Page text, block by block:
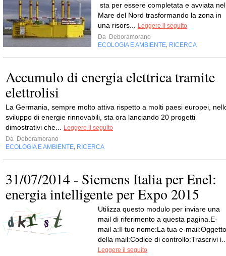
sta per essere completata e avviata nel
Mare del Nord trasformando la zona in
una risors... Leggere il seguito
Da Deboramorano
ECOLOGIA E AMBIENTE, RICERCA
Accumulo di energia elettrica tramite
elettrolisi
La Germania, sempre molto attiva rispetto a molti paesi europei,
sviluppo di energie rinnovabili, sta ora lanciando 20 progetti
dimostrativi che... Leggere il seguito
Da Deboramorano
ECOLOGIA E AMBIENTE, RICERCA
31/07/2014 - Siemens Italia per Enel:
energia intelligente per Expo 2015
Utilizza questo modulo per inviare una
mail di riferimento a questa pagina.E-
mail a:Il tuo nome:La tua e-mail:Oggetto
della mail:Codice di controllo:Trascrivi
Leggere il seguito